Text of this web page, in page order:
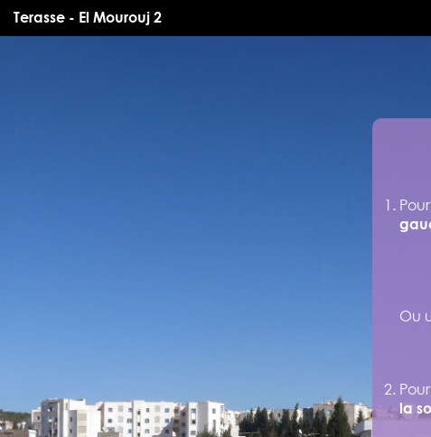
Terasse - El Mourouj 2